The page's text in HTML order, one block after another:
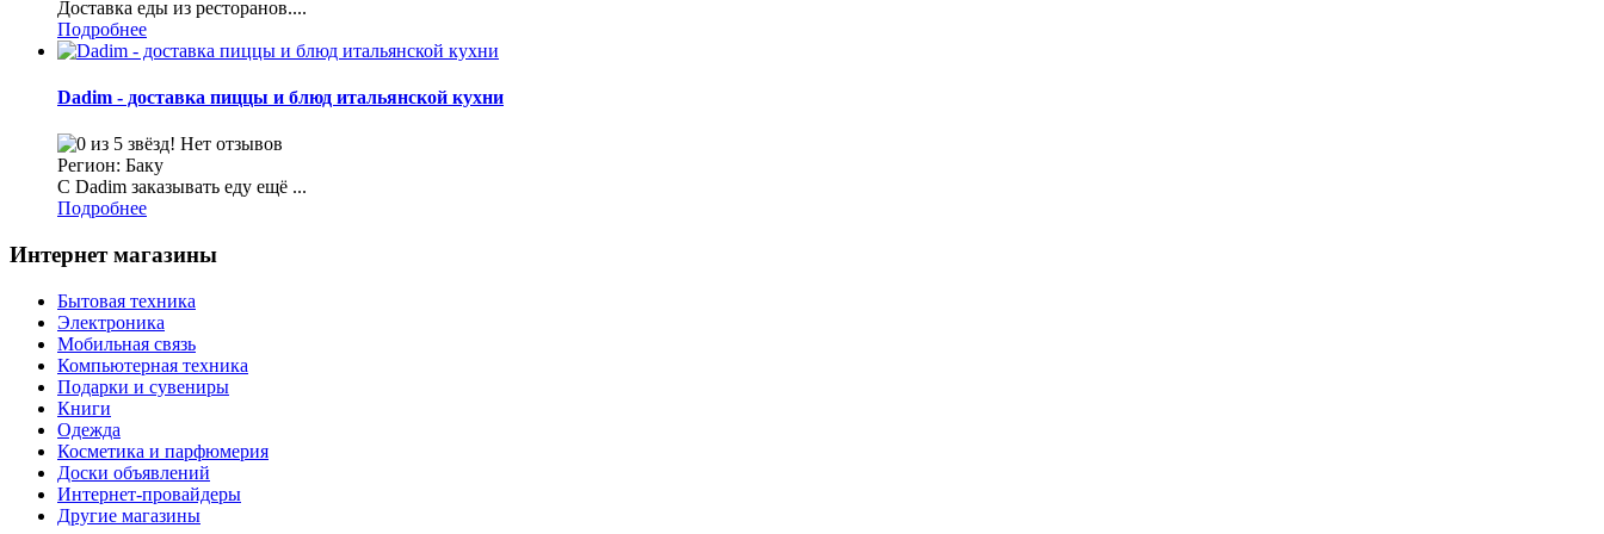
Доставка еды из ресторанов....
Подробнее
Dadim - доставка пиццы и блюд итальянской кухни
Нет отзывов
Регион: Баку
С Dadim заказывать еду ещё ...
Подробнее
Интернет магазины
Бытовая техника
Электроника
Мобильная связь
Компьютерная техника
Подарки и сувениры
Книги
Одежда
Косметика и парфюмерия
Доски объявлений
Интернет-провайдеры
Другие магазины